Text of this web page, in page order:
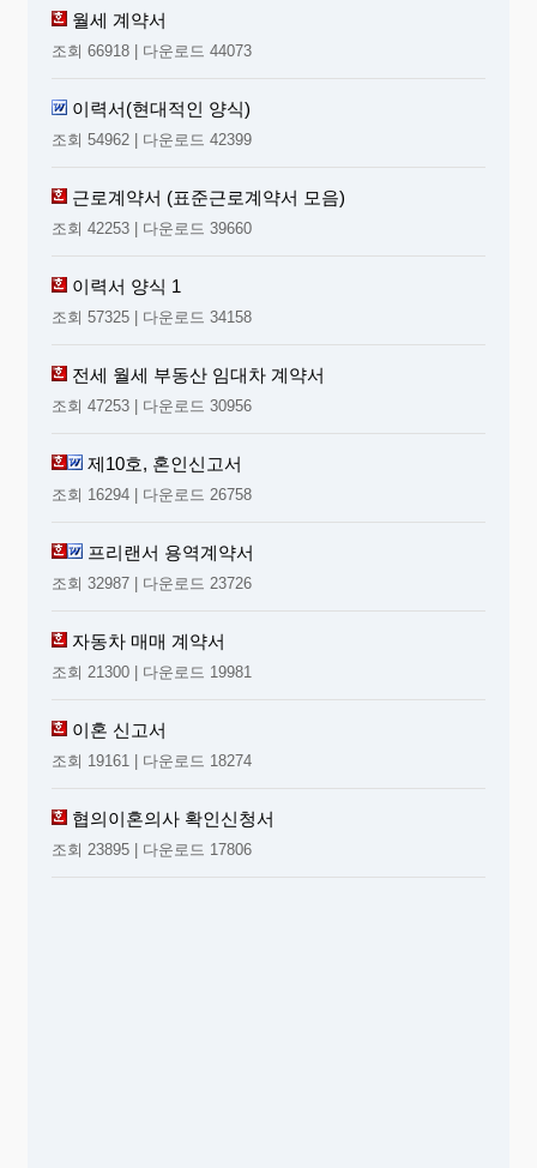
월세 계약서
조회 66918 | 다운로드 44073
이력서(현대적인 양식)
조회 54962 | 다운로드 42399
근로계약서 (표준근로계약서 모음)
조회 42253 | 다운로드 39660
이력서 양식 1
조회 57325 | 다운로드 34158
전세 월세 부동산 임대차 계약서
조회 47253 | 다운로드 30956
제10호, 혼인신고서
조회 16294 | 다운로드 26758
프리랜서 용역계약서
조회 32987 | 다운로드 23726
자동차 매매 계약서
조회 21300 | 다운로드 19981
이혼 신고서
조회 19161 | 다운로드 18274
협의이혼의사 확인신청서
조회 23895 | 다운로드 17806